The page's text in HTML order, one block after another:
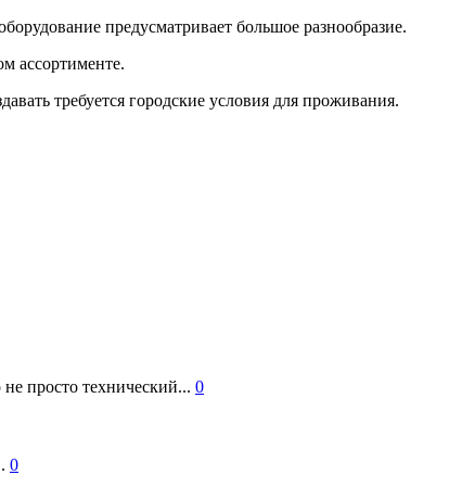
предусматривает большое разнообразие.
ассортименте.
требуется городские условия для проживания.
просто технический... 0
0